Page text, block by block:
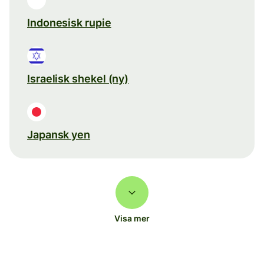
Indonesisk rupie
Israelisk shekel (ny)
Japansk yen
Visa mer